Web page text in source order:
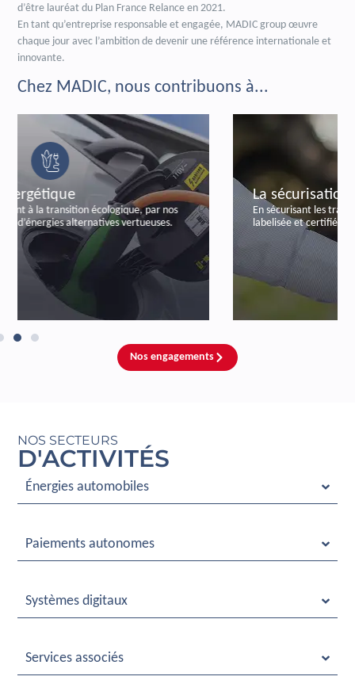
d’être lauréat du Plan France Relance en 2021.
En tant qu’entreprise responsable et engagée, MADIC group œuvre
chaque jour avec l’ambition de devenir une référence internationale et
innovante.
Chez MADIC, nous contribuons à...
La sécurisation bancaire
En sécurisant les transactions bancaires, par notre offre
labelisée et certifiée de paiements autonomes.
Nos engagements
NOS SECTEURS
D'ACTIVITÉS
Énergies automobiles
Paiements autonomes
Systèmes digitaux
Services associés